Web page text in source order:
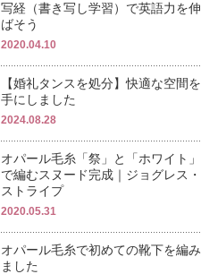
写経（書き写し学習）で英語力を伸
ばそう
2020.04.10
【婚礼タンスを処分】快適な空間を
手にしました
2024.08.28
オパール毛糸「祭」と「ホワイト」
で編むスヌード完成｜ジョグレス・
ストライプ
2020.05.31
オパール毛糸で初めての靴下を編み
ました